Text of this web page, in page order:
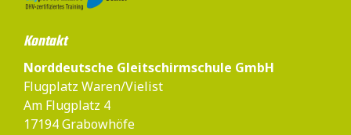
Kontakt
Norddeutsche Gleitschirmschule GmbH
Flugplatz Waren/Vielist
Am Flugplatz 4
17194 Grabowhöfe